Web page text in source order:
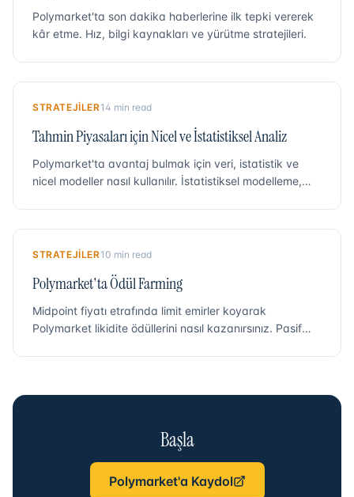
Polymarket'ta son dakika haberlerine ilk tepki vererek
kâr etme. Hız, bilgi kaynakları ve yürütme stratejileri.
STRATEJILER14 min read
Tahmin Piyasaları için Nicel ve İstatistiksel Analiz
Polymarket'ta avantaj bulmak için veri, istatistik ve
nicel modeller nasıl kullanılır. İstatistiksel modelleme,
STRATEJILER10 min read
Polymarket'ta Ödül Farming
Midpoint fiyatı etrafında limit emirler koyarak
Polymarket likidite ödüllerini nasıl kazanırsınız. Pasif
Başla
Polymarket'a Kaydol